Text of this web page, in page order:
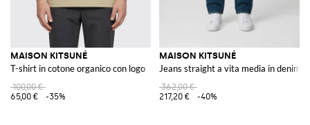
MAISON KITSUNÉ
T-shirt in cotone organico con logo
100,00 €
65,00 €
-35%
MAISON KITSUNÉ
Jeans straight a vita media in denim
362,00 €
217,20 €
-40%